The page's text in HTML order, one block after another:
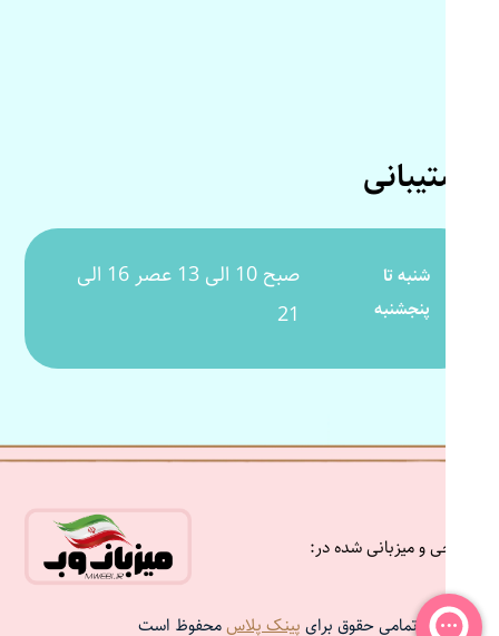
پشتیبانی
شنبه تا
پنجشنبه
صبح 10 الی 13 عصر 16 الی
21
طراحی و میزبانی شده در:
تمامی حقوق برای پینک پلاسمحفوظ است